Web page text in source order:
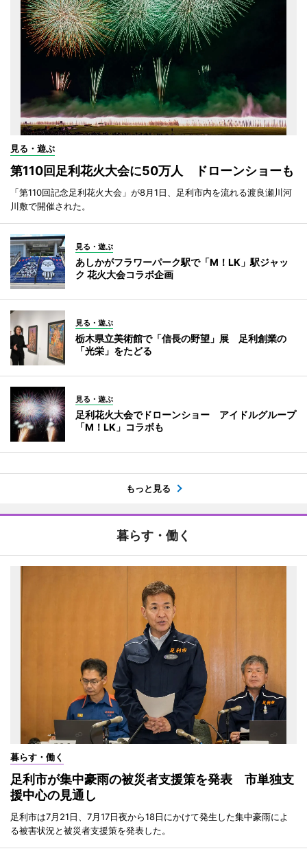
見る・遊ぶ
第110回足利花火大会に50万人 ドローンショーも
「第110回記念足利花火大会」が8月1日、足利市内を流れる渡良瀬川河
川敷で開催された。
見る・遊ぶ
あしかがフラワーパーク駅で「M！LK」駅ジャッ
ク 花火大会コラボ企画
見る・遊ぶ
栃木県立美術館で「信長の野望」展 足利創業の
「光栄」をたどる
見る・遊ぶ
足利花火大会でドローンショー アイドルグループ
「M！LK」コラボも
もっと見る
暮らす・働く
暮らす・働く
足利市が集中豪雨の被災者支援策を発表 市単独支
援中心の見通し
足利市は7月21日、7月17日夜から18日にかけて発生した集中豪雨によ
る被害状況と被災者支援策を発表した。